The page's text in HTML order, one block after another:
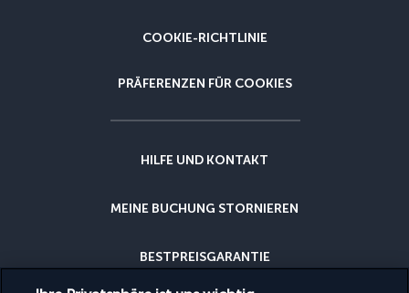
COOKIE-RICHTLINIE
PRÄFERENZEN FÜR COOKIES
HILFE UND KONTAKT
MEINE BUCHUNG STORNIEREN
BESTPREISGARANTIE